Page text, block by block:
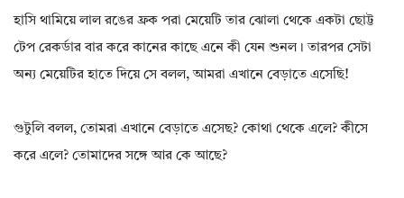
হাসি থামিয়ে লাল রঙের ফ্রক পরা মেয়েটি তার ঝোলা থেকে একটা ছোট্ট
টেপ রেকর্ডার বার করে কানের কাছে এনে কী যেন শুনল। তারপর সেটা
অন্য মেয়েটির হাতে দিয়ে সে বলল, আমরা এখানে বেড়াতে এসেছি!
গুটুলি বলল, তোমরা এখানে বেড়াতে এসেছ? কোথা থেকে এলে? কীসে
করে এলে? তোমাদের সঙ্গে আর কে আছে?